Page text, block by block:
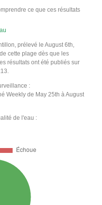
ce que ces résultats
prélevé le August 6th,
cette plage dès que les
résultats ont été publiés sur
:
Weekly de May 25th à August
de l'eau :